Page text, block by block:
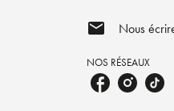
mail Nous
NOS RÉSEAUX